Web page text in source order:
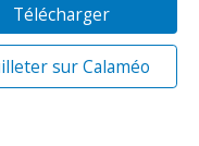
Télécharger
sur Calaméo